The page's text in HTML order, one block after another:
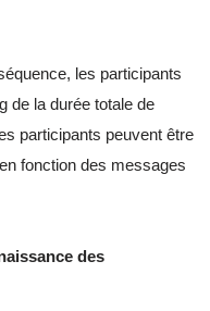
les participants
de la durée totale de
participants peuvent être
fonction des messages
des